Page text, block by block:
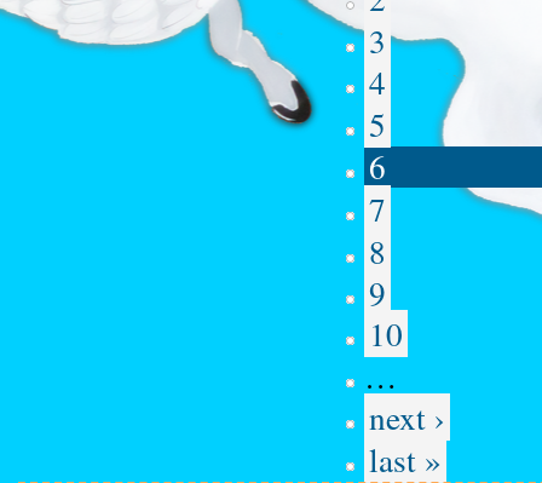
3
4
5
6
7
8
9
10
…
next ›
last »